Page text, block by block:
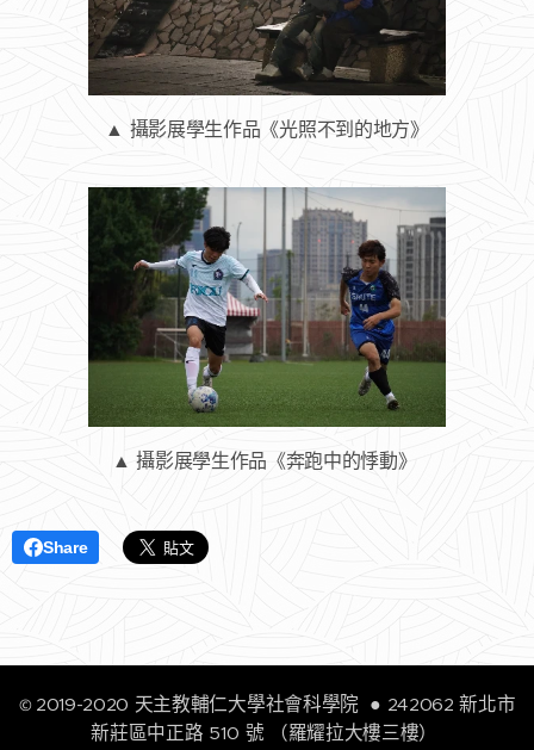
▲ 攝影展學生作品《光照不到的地方》
▲ 攝影展學生作品《奔跑中的悸動》
Share
© 2019-2020 天主教輔仁大學社會科學院● 242062 新北市
新莊區中正路 510 號 （羅耀拉大樓三樓）